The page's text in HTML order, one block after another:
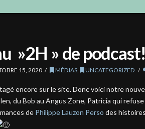
»2H » de podcast!
15, 2020 MÉDIAS , UNCATEGORIZED
encore sur le site. Donc voici notre
du Bob au Angus Zone, Patricia qui
de Philippe Lauzon Perso des